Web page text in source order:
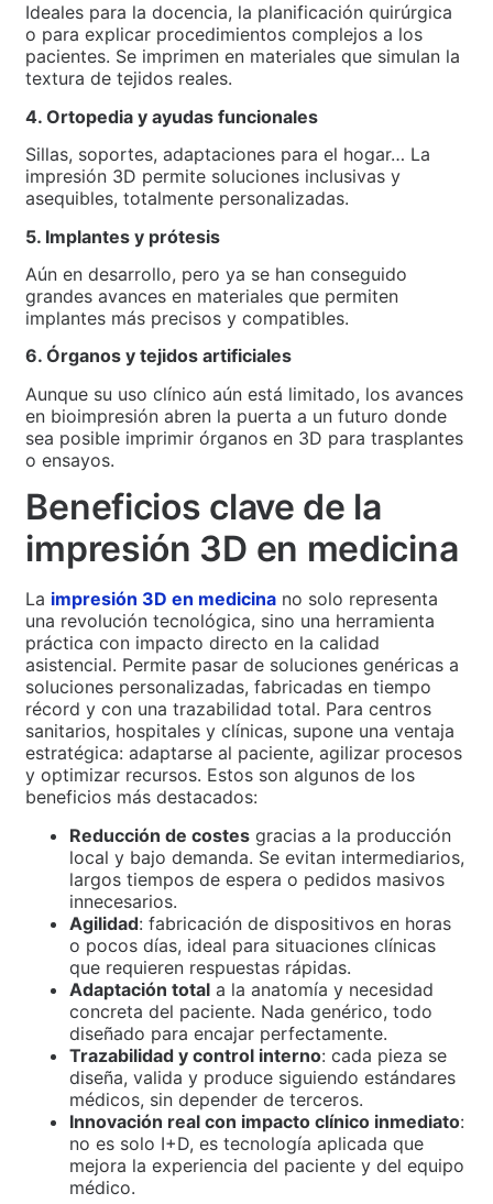
Ideales para la docencia, la planificación quirúrgica
o para explicar procedimientos complejos a los
pacientes. Se imprimen en materiales que simulan la
textura de tejidos reales.
4. Ortopedia y ayudas funcionales
Sillas, soportes, adaptaciones para el hogar… La
impresión 3D permite soluciones inclusivas y
asequibles, totalmente personalizadas.
5. Implantes y prótesis
Aún en desarrollo, pero ya se han conseguido
grandes avances en materiales que permiten
implantes más precisos y compatibles.
6. Órganos y tejidos artificiales
Aunque su uso clínico aún está limitado, los avances
en bioimpresión abren la puerta a un futuro donde
sea posible imprimir órganos en 3D para trasplantes
o ensayos.
Beneficios clave de la
impresión 3D en medicina
La impresión 3D en medicina no solo representa
una revolución tecnológica, sino una herramienta
práctica con impacto directo en la calidad
asistencial. Permite pasar de soluciones genéricas a
soluciones personalizadas, fabricadas en tiempo
récord y con una trazabilidad total. Para centros
sanitarios, hospitales y clínicas, supone una ventaja
estratégica: adaptarse al paciente, agilizar procesos
y optimizar recursos. Estos son algunos de los
beneficios más destacados:
Reducción de costes gracias a la producción
local y bajo demanda. Se evitan intermediarios,
largos tiempos de espera o pedidos masivos
innecesarios.
Agilidad: fabricación de dispositivos en horas
o pocos días, ideal para situaciones clínicas
que requieren respuestas rápidas.
Adaptación total a la anatomía y necesidad
concreta del paciente. Nada genérico, todo
diseñado para encajar perfectamente.
Trazabilidad y control interno: cada pieza se
diseña, valida y produce siguiendo estándares
médicos, sin depender de terceros.
Innovación real con impacto clínico inmediato:
no es solo I+D, es tecnología aplicada que
mejora la experiencia del paciente y del equipo
médico.